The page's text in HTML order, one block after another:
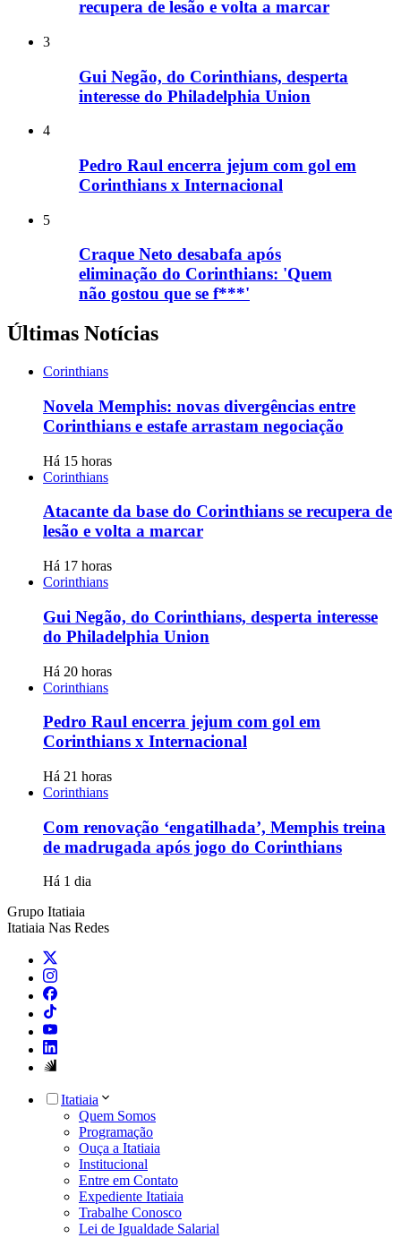
recupera de lesão e volta a marcar
3
Gui Negão, do Corinthians, desperta
interesse do Philadelphia Union
4
Pedro Raul encerra jejum com gol em
Corinthians x Internacional
5
Craque Neto desabafa após
eliminação do Corinthians: 'Quem
não gostou que se f***'
Últimas Notícias
Corinthians
Novela Memphis: novas divergências entre
Corinthians e estafe arrastam negociação
Há 15 horas
Corinthians
Atacante da base do Corinthians se recupera de
lesão e volta a marcar
Há 17 horas
Corinthians
Gui Negão, do Corinthians, desperta interesse
do Philadelphia Union
Há 20 horas
Corinthians
Pedro Raul encerra jejum com gol em
Corinthians x Internacional
Há 21 horas
Corinthians
Com renovação ‘engatilhada’, Memphis treina
de madrugada após jogo do Corinthians
Há 1 dia
Grupo Itatiaia
Itatiaia Nas Redes
Itatiaia
Quem Somos
Programação
Ouça a Itatiaia
Institucional
Entre em Contato
Expediente Itatiaia
Trabalhe Conosco
Lei de Igualdade Salarial